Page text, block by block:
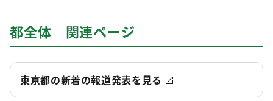
都全体 関連ページ
東京都の新着の報道発表を見る